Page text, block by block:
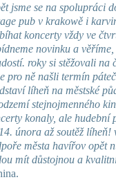
jsme se na spolupráci
pub v krakowě i
koncerty vždy ve
novinku a
roky si stěžovali
pro ně našli termín
líheň na městské
stejnojmenného
konaly, ale hudební
února až soutěž líheň!
města havířov opět
mít důstojnou a